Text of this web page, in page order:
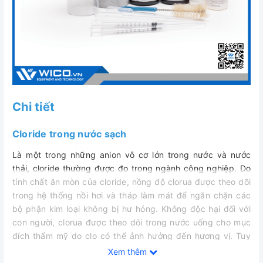
Chi tiết
Cloride trong nước sạch
Là một trong những anion vô cơ lớn trong nước và nước
thải, cloride thường được đo trong ngành công nghiệp. Do
tính chất ăn mòn của cloride, nồng độ clorua được theo dõi
trong hệ thống nồi hơi và tháp làm mát để ngăn chặn các
bộ phận kim loại không bị hư hỏng. Không độc hại đối với
con người, clorua được theo dõi trong nước uống cho mục
đích thẩm mỹ do clo có thể ảnh hưởng đến hương vị. Tuy
nhiên, cloride có thể gây hại cho đời sống thực vật. Cloride
Xem thêm